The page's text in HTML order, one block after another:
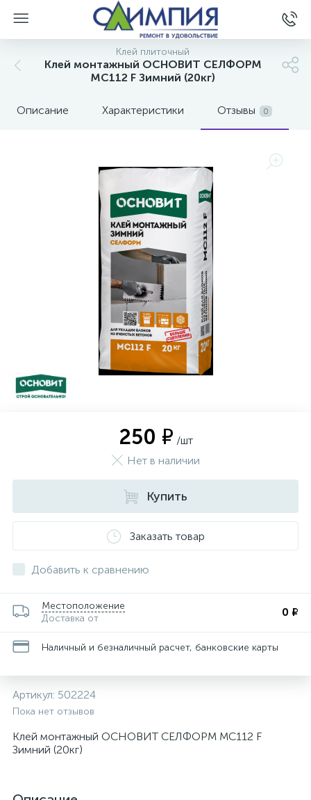
Клей плиточный
Клей монтажный ОСНОВИТ СЕЛФОРМ
МС112 F Зимний (20кг)
Описание Характеристики Отзывы 0
250 ₽ /шт
Нет в наличии
Купить
Заказать товар
Добавить к сравнению
Местоположение
Доставка от
0 ₽
Наличный и безналичный расчет, банковские карты
Артикул: 502224
Пока нет отзывов
Клей монтажный ОСНОВИТ СЕЛФОРМ МС112 F
Зимний (20кг)